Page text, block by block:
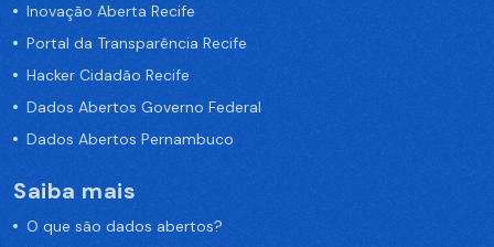
Inovação Aberta Recife
Portal da Transparência Recife
Hacker Cidadão Recife
Dados Abertos Governo Federal
Dados Abertos Pernambuco
Saiba mais
O que são dados abertos?